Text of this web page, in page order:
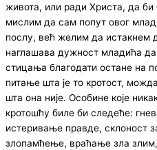
живота, или ради Христа, да
мислим да сам попут овог
послу, већ желим да истакнем
наглашава дужност младића
стицања благодати остане на
питање шта је то кротост,
шта она није. Особине које
кротошћу биле би следеће:
истеривање правде, склоност
злопамћење, враћање зла